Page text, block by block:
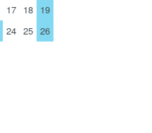
17 18 19
24 25 26